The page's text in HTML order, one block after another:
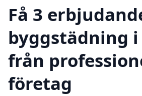
Få 3
byggstädning
från
företag